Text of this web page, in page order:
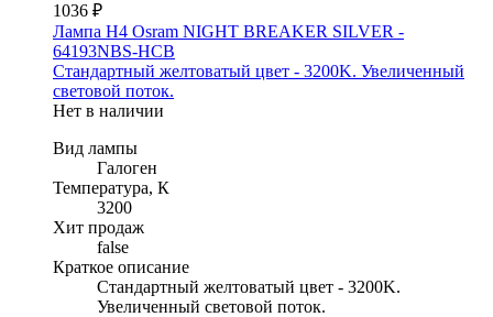
1036 ₽
Лампа H4 Osram NIGHT BREAKER SILVER -
64193NBS-HCB
Стандартный желтоватый цвет - 3200K. Увеличенный
световой поток.
Нет в наличии
Вид лампы
Галоген
Температура, К
3200
Хит продаж
false
Краткое описание
Стандартный желтоватый цвет - 3200K.
Увеличенный световой поток.